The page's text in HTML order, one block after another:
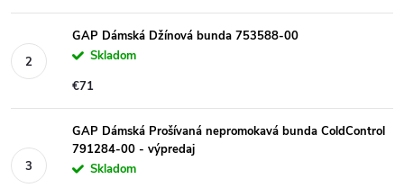
GAP Dámská Džínová bunda 753588-00
Skladom
€71
GAP Dámská Prošívaná nepromokavá bunda ColdControl
791284-00 - výpredaj
Skladom